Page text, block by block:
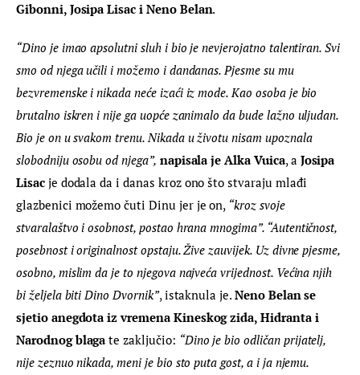
Gibonni, Josipa Lisac i Neno Belan.
“Dino je imao apsolutni sluh i bio je nevjerojatno talentiran. Svi
smo od njega učili i možemo i dandanas. Pjesme su mu
bezvremenske i nikada neće izaći iz mode. Kao osoba je bio
brutalno iskren i nije ga uopće zanimalo da bude lažno uljudan.
Bio je on u svakom trenu. Nikada u životu nisam upoznala
slobodniju osobu od njega”, napisala je Alka Vuica, a Josipa
Lisac je dodala da i danas kroz ono što stvaraju mlađi
glazbenici možemo čuti Dinu jer je on, “kroz svoje
stvaralaštvo i osobnost, postao hrana mnogima”. “Autentičnost,
posebnost i originalnost opstaju. Žive zauvijek. Uz divne pjesme,
osobno, mislim da je to njegova najveća vrijednost. Većina njih
bi željela biti Dino Dvornik”, istaknula je. Neno Belan se
sjetio anegdota iz vremena Kineskog zida, Hidranta i
Narodnog blaga te zaključio: “Dino je bio odličan prijatelj,
nije zeznuo nikada, meni je bio sto puta gost, a i ja njemu.